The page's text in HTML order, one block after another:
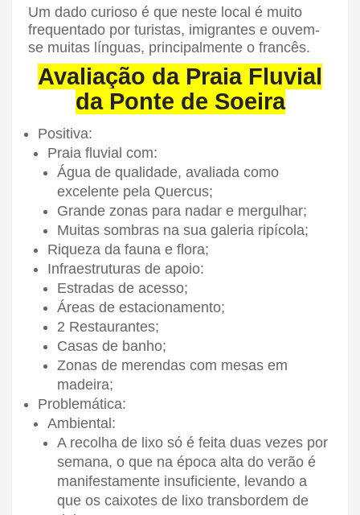
Um dado curioso é que neste local é muito
frequentado por turistas, imigrantes e ouvem-
se muitas línguas, principalmente o francês.
Avaliação da Praia Fluvial
da Ponte de Soeira
Positiva:
Praia fluvial com:
Água de qualidade, avaliada como
excelente pela Quercus;
Grande zonas para nadar e mergulhar;
Muitas sombras na sua galeria ripícola;
Riqueza da fauna e flora;
Infraestruturas de apoio:
Estradas de acesso;
Áreas de estacionamento;
2 Restaurantes;
Casas de banho;
Zonas de merendas com mesas em
madeira;
Problemática:
Ambiental:
A recolha de lixo só é feita duas vezes por
semana, o que na época alta do verão é
manifestamente insuficiente, levando a
que os caixotes de lixo transbordem de